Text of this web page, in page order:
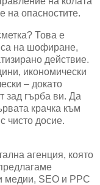
на опасностите.
Това е
на шофиране,
действие.
икономически
– докато
зад гърба ви. Да
крачка към
чисто досие.
агенция, която
медии, SEO и PPC